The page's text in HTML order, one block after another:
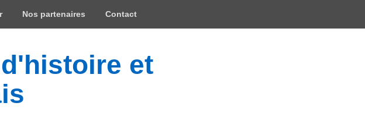
Nos partenaires Contact
et